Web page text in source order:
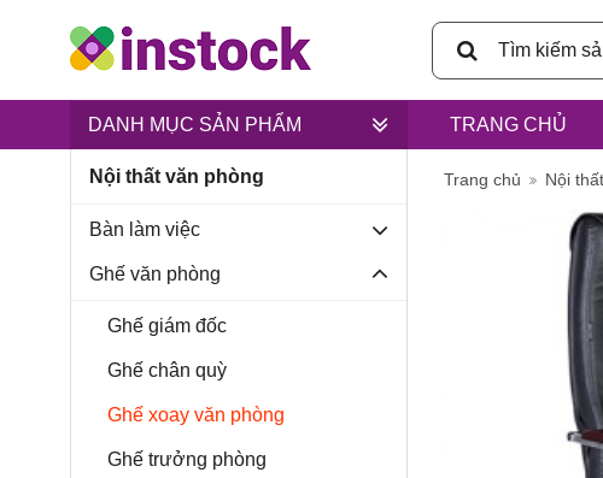
DANH MỤC SẢN PHẨM TRANG CHỦ
Trụ sở
Lân, xã
Nội thất văn phòng
Bàn làm việc
Ghế văn phòng
Ghế giám đốc
Ghế chân quỳ
Ghế xoay văn phòng
Ghế trưởng phòng
Trang chủ Nội